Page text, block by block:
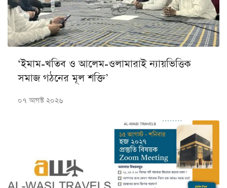
‘ইমাম-খতিব ও আলেম-ওলামারাই ন্যায়ভিত্তিক
সমাজ গঠনের মূল শক্তি’
০৭ আগস্ট ২০২৬